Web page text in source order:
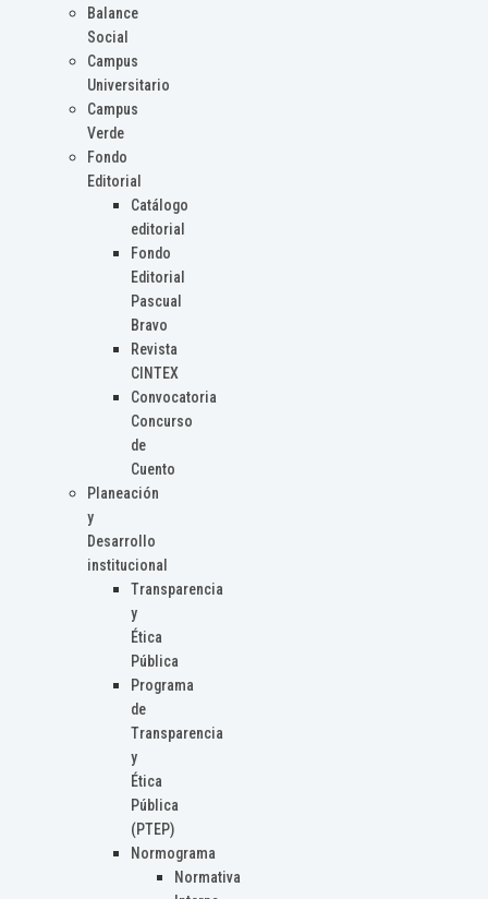
Balance
Social
Campus
Universitario
Campus
Verde
Fondo
Editorial
Catálogo
editorial
Fondo
Editorial
Pascual
Bravo
Revista
CINTEX
Convocatoria
Concurso
de
Cuento
Planeación
y
Desarrollo
institucional
Transparencia
y
Ética
Pública
Programa
de
Transparencia
y
Ética
Pública
(PTEP)
Normograma
Normativa